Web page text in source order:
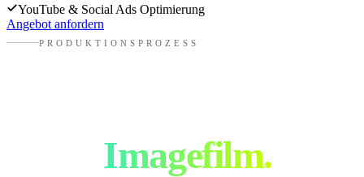
YouTube & Social Ads Optimierung
Angebot anfordern
PRODUKTIONSPROZESS
Imagefilm.